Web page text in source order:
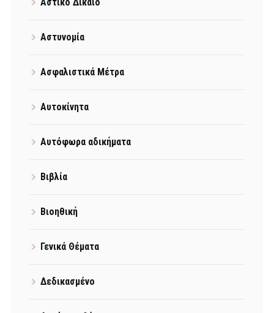
Αστικό Δίκαιο
Αστυνομία
Ασφαλιστικά Μέτρα
Αυτοκίνητα
Αυτόφωρα αδικήματα
Βιβλία
Βιοηθική
Γενικά Θέματα
Δεδικασμένο